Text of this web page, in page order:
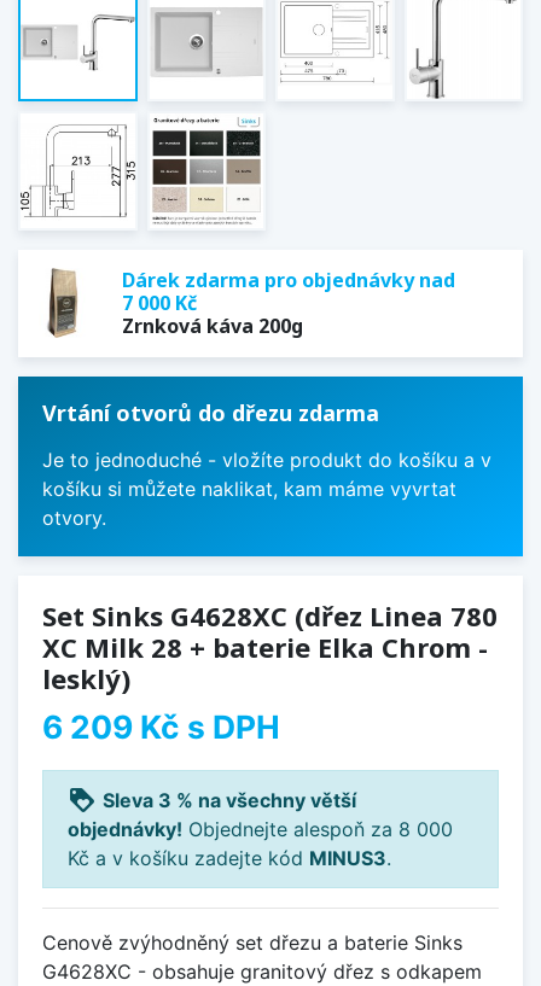
Dárek zdarma pro objednávky nad
7 000 Kč
Zrnková káva 200g
Vrtání otvorů do dřezu zdarma
Je to jednoduché - vložíte produkt do košíku a v
košíku si můžete naklikat, kam máme vyvrtat
otvory.
Set Sinks G4628XC (dřez Linea 780
XC Milk 28 + baterie Elka Chrom -
lesklý)
6 209 Kč s DPH
loyalty Sleva 3 % na všechny větší
objednávky! Objednejte alespoň za 8 000
Kč a v košíku zadejte kód MINUS3.
Cenově zvýhodněný set dřezu a baterie Sinks
G4628XC - obsahuje granitový dřez s odkapem